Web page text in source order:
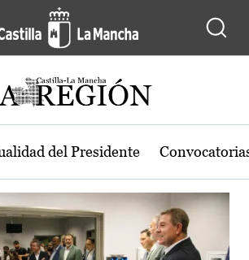
la región de Castilla-
del Presidente